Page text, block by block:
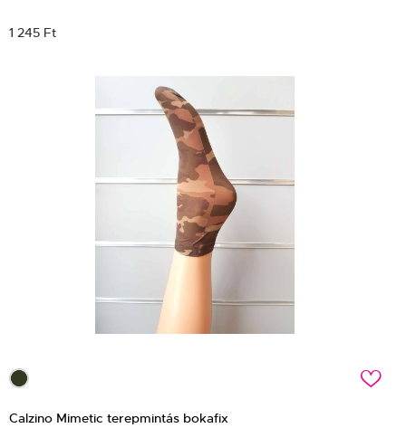
1 245 Ft
c
Calzino Mimetic terepmintás bokafix